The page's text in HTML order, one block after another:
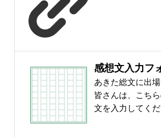
感想文入力フ
あきた総文に出
皆さんは、こち
文を入力してくだ